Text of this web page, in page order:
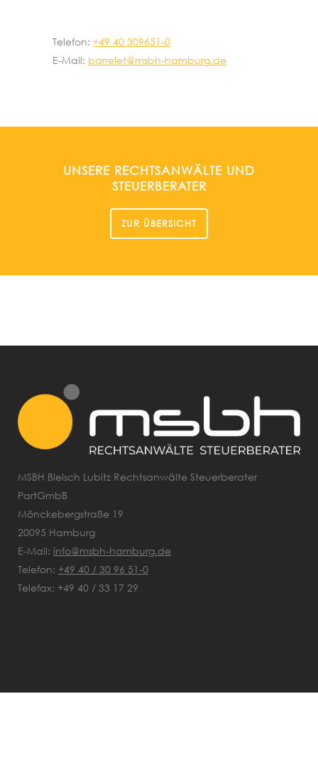
Telefon: +49 40 309651-0
E-Mail: barrelet@msbh-hamburg.de
UNSERE RECHTSANWÄLTE UND
STEUERBERATER
ZUR ÜBERSICHT
MSBH Bleisch Lubitz Rechtsanwälte Steuerberater
PartGmbB
Mönckebergstraße 19
20095 Hamburg
E-Mail: info@msbh-hamburg.de
Telefon: +49 40 / 30 96 51-0
Telefax: +49 40 / 33 17 29